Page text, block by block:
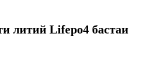
литий Lifepo4 бастаи